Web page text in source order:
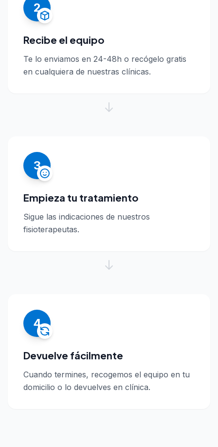
2
Recibe el equipo
Te lo enviamos en 24-48h o recógelo gratis
en cualquiera de nuestras clínicas.
3
Empieza tu tratamiento
Sigue las indicaciones de nuestros
fisioterapeutas.
4
Devuelve fácilmente
Cuando termines, recogemos el equipo en tu
domicilio o lo devuelves en clínica.